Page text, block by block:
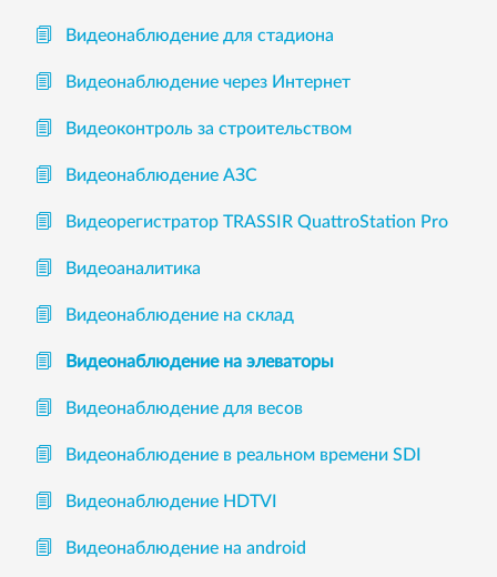
Видеонаблюдение для стадиона
Видеонаблюдение через Интернет
Видеоконтроль за строительством
Видеонаблюдение АЗС
Видеорегистратор TRASSIR QuattroStation Pro
Видеоаналитика
Видеонаблюдение на склад
Видеонаблюдение на элеваторы
Видеонаблюдение для весов
Видеонаблюдение в реальном времени SDI
Видеонаблюдение HDTVI
Видеонаблюдение на android